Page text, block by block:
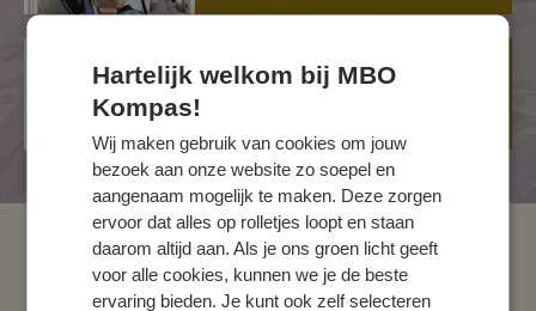
Nederlandse
Kappersakademie
MBO Kompas
Hartelijk welkom bij MBO
Kompas!
Wij maken gebruik van cookies om jouw
bezoek aan onze website zo soepel en
aangenaam mogelijk te maken. Deze zorgen
ervoor dat alles op rolletjes loopt en staan
daarom altijd aan. Als je ons groen licht geeft
voor alle cookies, kunnen we je de beste
ervaring bieden. Je kunt ook zelf selecteren